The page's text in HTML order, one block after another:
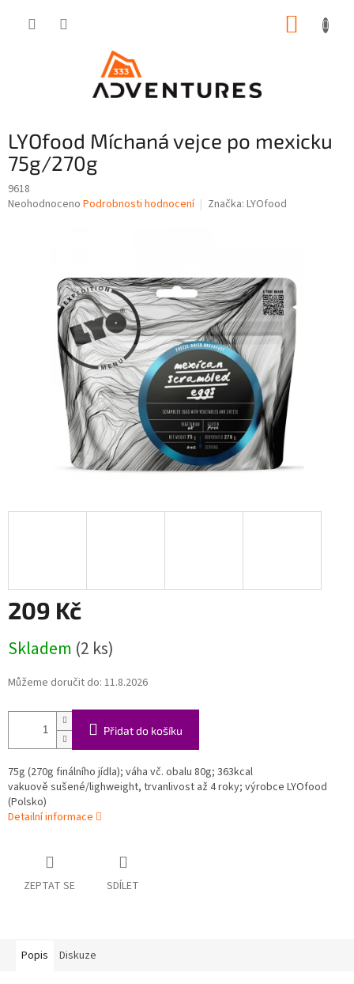
LYOfood Míchaná vejce po mexicku
75g/270g
9618
Průměrné
hvězdiček.
Neohodnoceno Podrobnosti hodnocení Značka: LYOfood
209 Kč
cena:
Skladem (2 ks)
Můžeme doručit do: 11.8.2026
Přidat do košíku
75g (270g finálního jídla); váha vč. obalu 80g; 363kcal
vakuově sušené/lighweight, trvanlivost až 4 roky; výrobce LYOfood
(Polsko)
Detailní informace
ZEPTAT SE SDÍLET
Popis Diskuze